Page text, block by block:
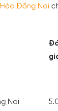
Đồng Nai
Nai